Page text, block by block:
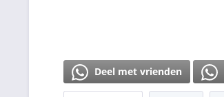
Deel met vrienden